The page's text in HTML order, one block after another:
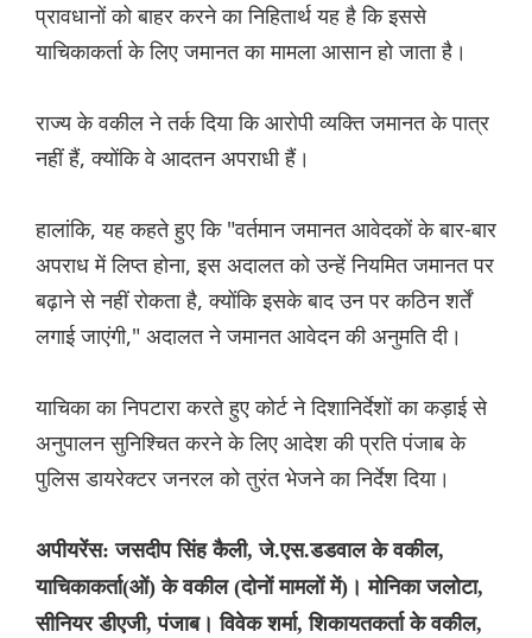
प्रावधानों को बाहर करने का निहितार्थ यह है कि इससे
याचिकाकर्ता के लिए जमानत का मामला आसान हो जाता है।
राज्य के वकील ने तर्क दिया कि आरोपी व्यक्ति जमानत के पात्र
नहीं हैं, क्योंकि वे आदतन अपराधी हैं।
हालांकि, यह कहते हुए कि "वर्तमान जमानत आवेदकों के बार-बार
अपराध में लिप्त होना, इस अदालत को उन्हें नियमित जमानत पर
बढ़ाने से नहीं रोकता है, क्योंकि इसके बाद उन पर कठिन शर्तें
लगाई जाएंगी," अदालत ने जमानत आवेदन की अनुमति दी।
याचिका का निपटारा करते हुए कोर्ट ने दिशानिर्देशों का कड़ाई से
अनुपालन सुनिश्चित करने के लिए आदेश की प्रति पंजाब के
पुलिस डायरेक्टर जनरल को तुरंत भेजने का निर्देश दिया।
अपीयरेंस: जसदीप सिंह कैली, जे.एस.डडवाल के वकील,
याचिकाकर्ता(ओं) के वकील (दोनों मामलों में)। मोनिका जलोटा,
सीनियर डीएजी, पंजाब। विवेक शर्मा, शिकायतकर्ता के वकील,